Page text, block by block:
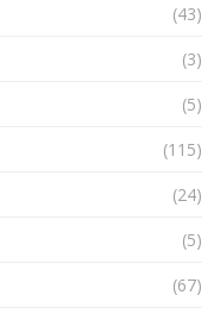
(43)
(3)
(5)
(115)
(24)
(5)
(67)